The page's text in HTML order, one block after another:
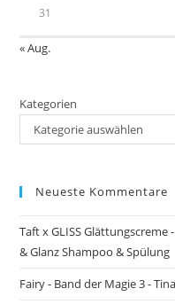
31
« Aug.
Kategorien
Kategorie auswählen
Neueste Kommentare
Taft x GLISS Glättungscreme
& Glanz Shampoo & Spülung
Fairy - Band der Magie 3 -